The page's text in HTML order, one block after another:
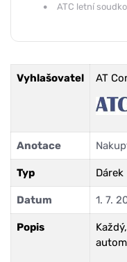
ATC letní
Vyhlašovatel AT
Anotace
Typ Dárek
Datum 1. 7.
Popis